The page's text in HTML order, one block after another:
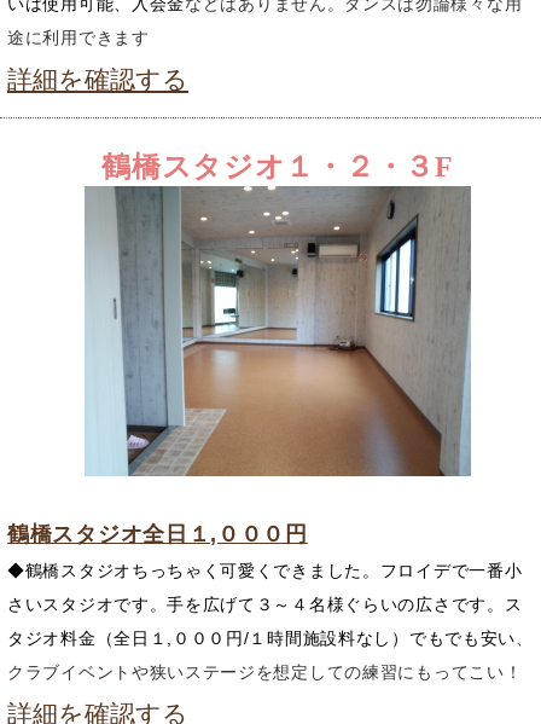
途に利用できます
詳細を確認する
鶴橋スタジオ１・２・３F
鶴橋スタジオ全日１,０００円
◆鶴橋スタジオちっちゃく可愛くできました。フロイデで一番小
さいスタジオです。手を広げて３～４名様ぐらいの広さです。ス
タジオ料金（全日１,０００円/１時間施設料なし）でもでも安い
クラブイベントや狭いステージを想定しての練習にもってこい！
詳細を確認する